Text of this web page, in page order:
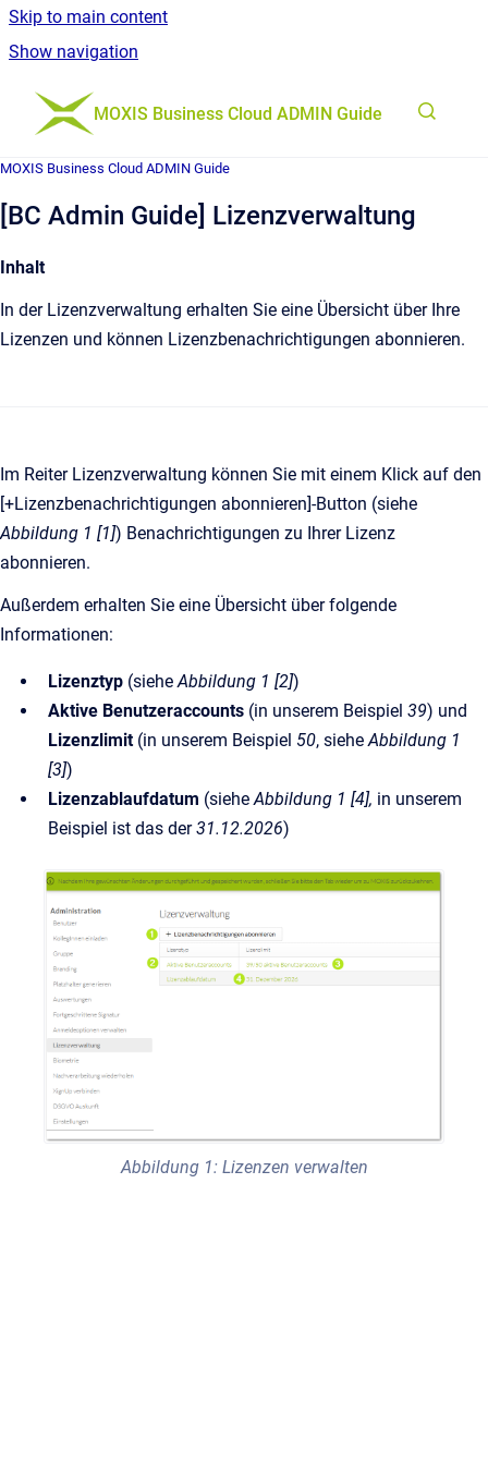
Skip to main content
Show navigation
Go to homepage
MOXIS Business Cloud ADMIN Guide
MOXIS Business Cloud ADMIN Guide
[BC Admin Guide] Lizenzverwaltung
Inhalt
In der Lizenzverwaltung erhalten Sie eine Übersicht über Ihre
Lizenzen und können Lizenzbenachrichtigungen abonnieren.
Im Reiter Lizenzverwaltung können Sie mit einem Klick auf den
[+Lizenzbenachrichtigungen abonnieren]-Button (siehe
Abbildung 1 [1]) Benachrichtigungen zu Ihrer Lizenz
abonnieren.
Außerdem erhalten Sie eine Übersicht über folgende
Informationen:
Lizenztyp (sieheAbbildung 1 [2])
Aktive Benutzeraccounts (in unserem Beispiel 39) und
Lizenzlimit (in unserem Beispiel 50, sieheAbbildung 1
[3])
Lizenzablaufdatum (sieheAbbildung 1 [4], in unserem
Beispiel ist das der31.12.2026)
Abbildung 1: Lizenzen verwalten